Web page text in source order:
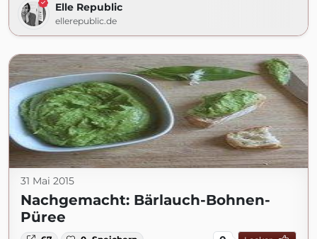
Elle Republic
ellerepublic.de
31 Mai 2015
Nachgemacht: Bärlauch-Bohnen-
Püree